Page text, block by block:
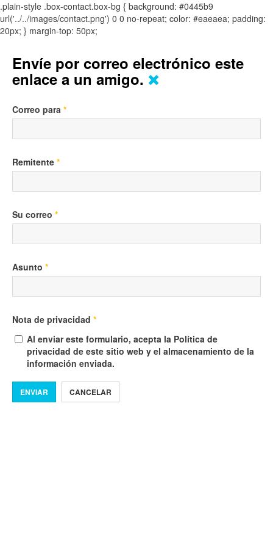
.plain-style .box-contact.box-bg { background: #0445b9
url('../../images/contact.png') 0 0 no-repeat; color: #eaeaea; padding:
20px; } margin-top: 50px;
Envíe por correo electrónico este
enlace a un amigo.
Correo para *
Remitente *
Su correo *
Asunto *
Nota de privacidad *
Al enviar este formulario, acepta la Política de
privacidad de este sitio web y el almacenamiento de la
información enviada.
ENVIAR CANCELAR